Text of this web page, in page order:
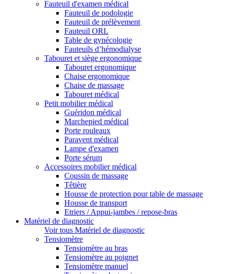
Fauteuil d'examen médical
Fauteuil de podologie
Fauteuil de prélèvement
Fauteuil ORL
Table de gynécologie
Fauteuils d’hémodialyse
Tabouret et siège ergonomique
Tabouret ergonomique
Chaise ergonomique
Chaise de massage
Tabouret médical
Petit mobilier médical
Guéridon médical
Marchepied médical
Porte rouleaux
Paravent médical
Lampe d'examen
Porte sérum
Accessoires mobilier médical
Coussin de massage
Têtière
Housse de protection pour table de massage
Housse de transport
Etriers / Appui-jambes / repose-bras
Matériel de diagnostic
Voir tous Matériel de diagnostic
Tensiomètre
Tensiomètre au bras
Tensiomètre au poignet
Tensiomètre manuel